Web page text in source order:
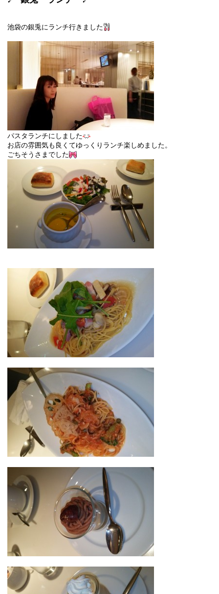
池袋の銀兎にランチ行きました
パスタランチにしました
お店の雰囲気も良くてゆっくりランチ楽しめました。
ごちそうさまでした